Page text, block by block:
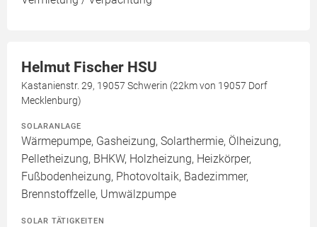
Helmut Fischer HSU
Kastanienstr. 29, 19057 Schwerin (22km von 19057 Dorf
Mecklenburg)
SOLARANLAGE
Wärmepumpe, Gasheizung, Solarthermie, Ölheizung,
Pelletheizung, BHKW, Holzheizung, Heizkörper,
Fußbodenheizung, Photovoltaik, Badezimmer,
Brennstoffzelle, Umwälzpumpe
SOLAR TÄTIGKEITEN